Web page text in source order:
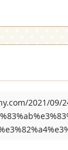
2021/09/